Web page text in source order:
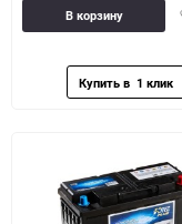
В корзину